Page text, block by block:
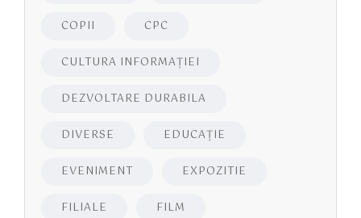
COPII CPC
CULTURA INFORMAŢIEI
DEZVOLTARE DURABILA
DIVERSE EDUCAŢIE
EVENIMENT EXPOZITIE
FILIALE FILM